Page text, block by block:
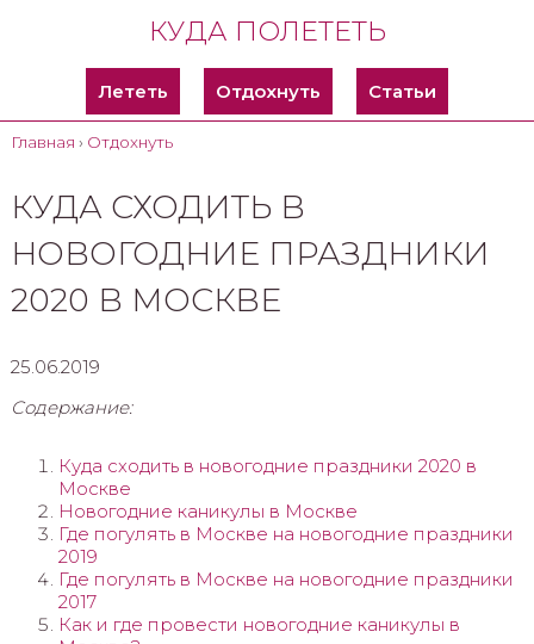
КУДА ПОЛЕТЕТЬ
Лететь Отдохнуть Статьи
Главная › Отдохнуть
КУДА СХОДИТЬ В
НОВОГОДНИЕ ПРАЗДНИКИ
2020 В МОСКВЕ
25.06.2019
Содержание:
Куда сходить в новогодние праздники 2020 в
Москве
Новогодние каникулы в Москве
Где погулять в Москве на новогодние праздники
2019
Где погулять в Москве на новогодние праздники
2017
Как и где провести новогодние каникулы в